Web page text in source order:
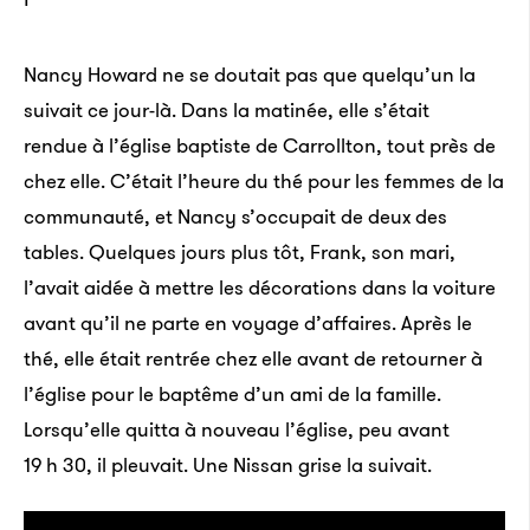
Nancy Howard ne se doutait pas que quelqu’un la
suivait ce jour-là. Dans la matinée, elle s’était
rendue à l’église baptiste de Carrollton, tout près de
chez elle. C’était l’heure du thé pour les femmes de la
communauté, et Nancy s’occupait de deux des
tables. Quelques jours plus tôt, Frank, son mari,
l’avait aidée à mettre les décorations dans la voiture
avant qu’il ne parte en voyage d’affaires. Après le
thé, elle était rentrée chez elle avant de retourner à
l’église pour le baptême d’un ami de la famille.
Lorsqu’elle quitta à nouveau l’église, peu avant
19 h 30, il pleuvait. Une Nissan grise la suivait.